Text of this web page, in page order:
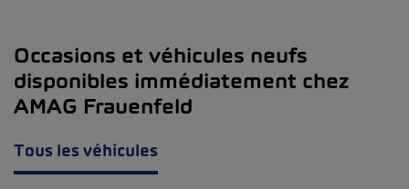
Occasions et véhicules neufs
disponibles immédiatement chez
AMAG Frauenfeld
Tous les véhicules